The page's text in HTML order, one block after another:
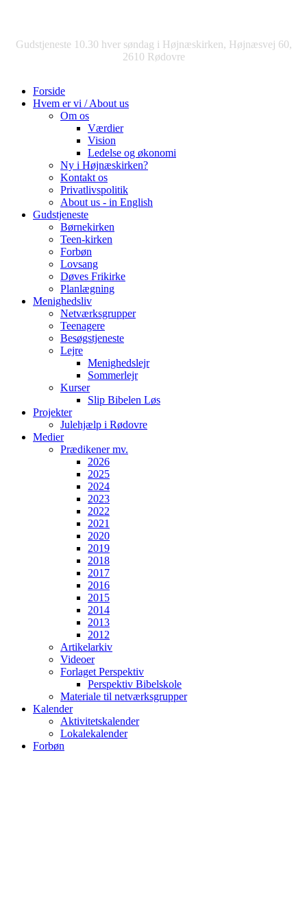
Gudstjeneste 10.30 hver søndag i Højnæskirken, Højnæsvej 60,
2610 Rødovre
Forside
Hvem er vi / About us
Om os
Værdier
Vision
Ledelse og økonomi
Ny i Højnæskirken?
Kontakt os
Privatlivspolitik
About us - in English
Gudstjeneste
Børnekirken
Teen-kirken
Forbøn
Lovsang
Døves Frikirke
Planlægning
Menighedsliv
Netværksgrupper
Teenagere
Besøgstjeneste
Lejre
Menighedslejr
Sommerlejr
Kurser
Slip Bibelen Løs
Projekter
Julehjælp i Rødovre
Medier
Prædikener mv.
2026
2025
2024
2023
2022
2021
2020
2019
2018
2017
2016
2015
2014
2013
2012
Artikelarkiv
Videoer
Forlaget Perspektiv
Perspektiv Bibelskole
Materiale til netværksgrupper
Kalender
Aktivitetskalender
Lokalekalender
Forbøn